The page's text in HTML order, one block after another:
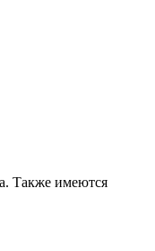
Также имеются